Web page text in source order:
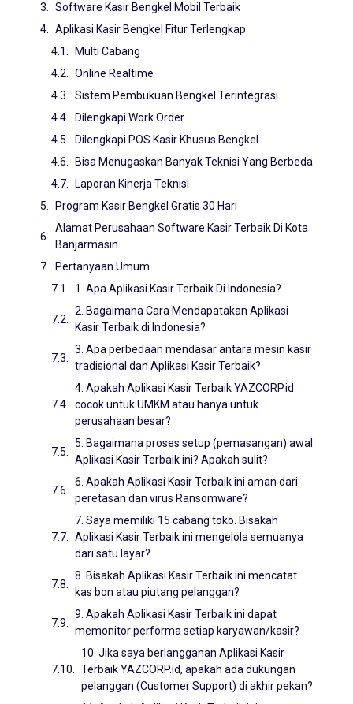
Software Kasir Bengkel Mobil Terbaik
Aplikasi Kasir Bengkel Fitur Terlengkap
Multi Cabang
Online Realtime
Sistem Pembukuan Bengkel Terintegrasi
Dilengkapi Work Order
Dilengkapi POS Kasir Khusus Bengkel
Bisa Menugaskan Banyak Teknisi Yang Berbeda
Laporan Kinerja Teknisi
Program Kasir Bengkel Gratis 30 Hari
Alamat Perusahaan Software Kasir Terbaik Di Kota
Banjarmasin
Pertanyaan Umum
1. Apa Aplikasi Kasir Terbaik Di Indonesia?
2. Bagaimana Cara Mendapatakan Aplikasi
Kasir Terbaik di Indonesia?
3. Apa perbedaan mendasar antara mesin kasir
tradisional dan Aplikasi Kasir Terbaik?
4. Apakah Aplikasi Kasir Terbaik YAZCORP.id
cocok untuk UMKM atau hanya untuk
perusahaan besar?
5. Bagaimana proses setup (pemasangan) awal
Aplikasi Kasir Terbaik ini? Apakah sulit?
6. Apakah Aplikasi Kasir Terbaik ini aman dari
peretasan dan virus Ransomware?
7. Saya memiliki 15 cabang toko. Bisakah
Aplikasi Kasir Terbaik ini mengelola semuanya
dari satu layar?
8. Bisakah Aplikasi Kasir Terbaik ini mencatat
kas bon atau piutang pelanggan?
9. Apakah Aplikasi Kasir Terbaik ini dapat
memonitor performa setiap karyawan/kasir?
10. Jika saya berlangganan Aplikasi Kasir
Terbaik YAZCORP.id, apakah ada dukungan
pelanggan (Customer Support) di akhir pekan?